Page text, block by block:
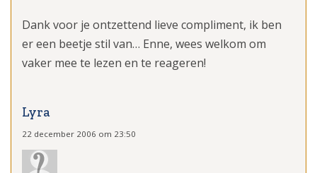
Dank voor je ontzettend lieve compliment, ik ben
er een beetje stil van… Enne, wees welkom om
vaker mee te lezen en te reageren!
Lyra
22 december 2006 om 23:50